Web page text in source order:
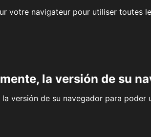
votre navigateur pour utiliser toutes
la versión de su
versión de su navegador para